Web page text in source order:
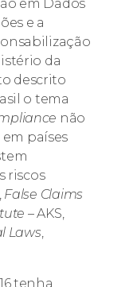
em Dados
e a
da
descrito
o tema
não
países
riscos
, False Claims
– AKS,
Laws,
tenha